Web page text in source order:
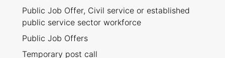
Public Job Offer, Civil service or established
public service sector workforce
Public Job Offers
Temporary post call